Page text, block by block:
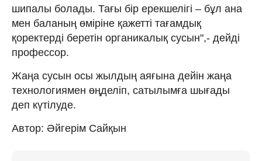
шипалы болады. Тағы бір ерекшелігі – бұл ана
мен баланың өміріне қажетті тағамдық
қоректерді беретін органикалық сусын",- дейді
профессор.
Жаңа сусын осы жылдың аяғына дейін жаңа
технологиямен өңделіп, сатылымға шығады
деп күтілуде.
Автор: Әйгерім Сайқын